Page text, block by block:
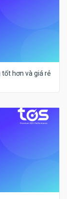
tốt hơn và giá rẻ